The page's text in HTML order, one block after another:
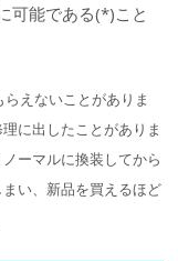
可能である(*)こと
えないことがありま
に出したことがありま
ーマルに換装してから
い、新品を買えるほど